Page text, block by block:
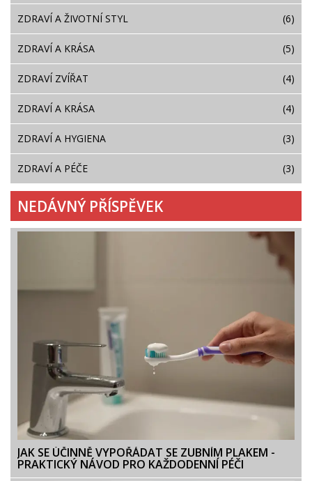
ZDRAVÍ A ŽIVOTNÍ STYL (6)
ZDRAVÍ A KRÁSA (5)
ZDRAVÍ ZVÍŘAT (4)
ZDRAVÍ A KRÁSA (4)
ZDRAVÍ A HYGIENA (3)
ZDRAVÍ A PÉČE (3)
NEDÁVNÝ PŘÍSPĚVEK
JAK SE ÚČINNĚ VYPOŘÁDAT SE ZUBNÍM PLAKEM -
PRAKTICKÝ NÁVOD PRO KAŽDODENNÍ PÉČI